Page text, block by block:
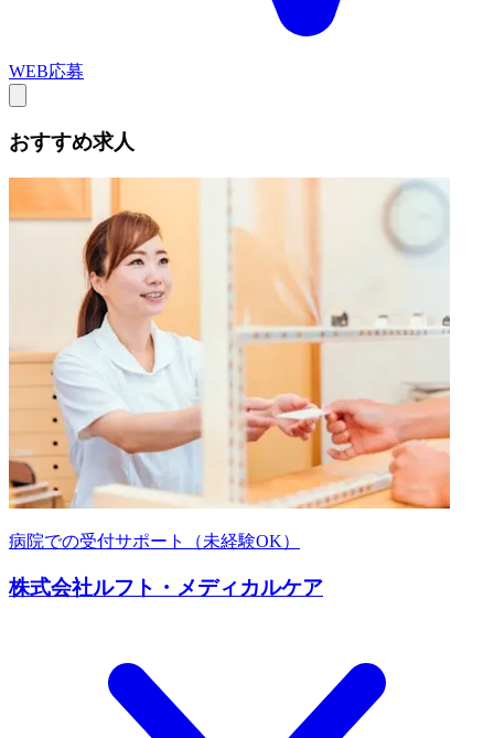
WEB応募
おすすめ求人
病院での受付サポート（未経験OK）
株式会社ルフト・メディカルケア